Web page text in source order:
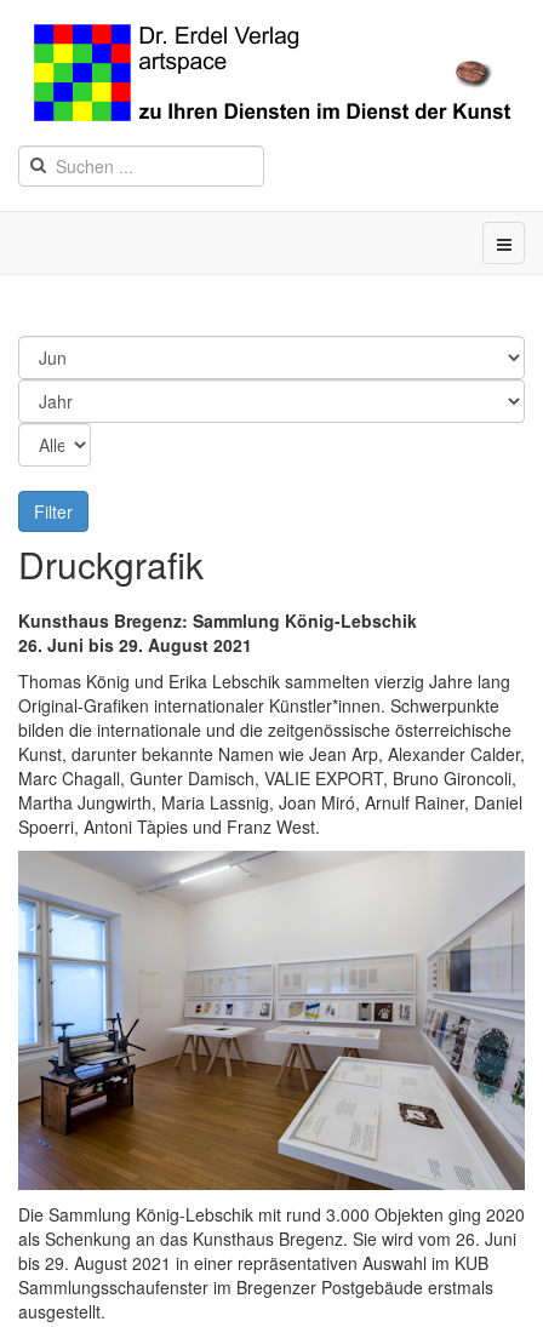
Filter
Druckgrafik
Kunsthaus Bregenz: Sammlung König-Lebschik
26. Juni bis 29. August 2021
Thomas König und Erika Lebschik sammelten vierzig Jahre lang
Original-Grafiken internationaler Künstler*innen. Schwerpunkte
bilden die internationale und die zeitgenössische österreichische
Kunst, darunter bekannte Namen wie Jean Arp, Alexander Calder,
Marc Chagall, Gunter Damisch, VALIE EXPORT, Bruno Gironcoli,
Martha Jungwirth, Maria Lassnig, Joan Miró, Arnulf Rainer, Daniel
Spoerri, Antoni Tàpies und Franz West.
Die Sammlung König-Lebschik mit rund 3.000 Objekten ging 2020
als Schenkung an das Kunsthaus Bregenz. Sie wird vom 26. Juni
bis 29. August 2021 in einer repräsentativen Auswahl im KUB
Sammlungsschaufenster im Bregenzer Postgebäude erstmals
ausgestellt.